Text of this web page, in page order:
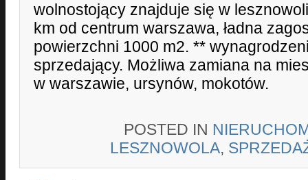
wolnostojący znajduje się w
km od centrum warszawa, ładna
powierzchni 1000 m2. **
sprzedający. Możliwa zamiana na
w warszawie, ursynów, mokotów.
POSTED IN
LESZNOWOLA,